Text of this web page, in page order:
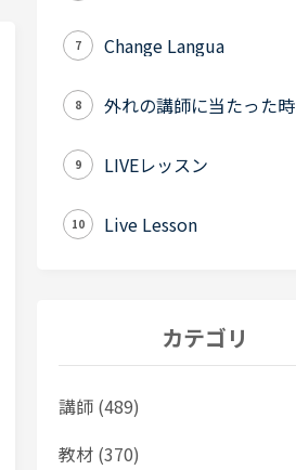
7 Change Langua
8 外れの講師に当たった時
9 LIVEレッスン
10 Live Lesson
カテゴリ
講師 (489)
教材 (370)